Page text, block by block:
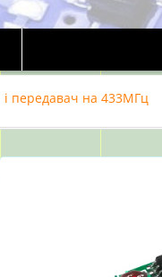
передавач на 433МГц